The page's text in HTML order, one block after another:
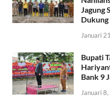
Jagung
Dukung
Januari
Bupati
Bank 9
Januari